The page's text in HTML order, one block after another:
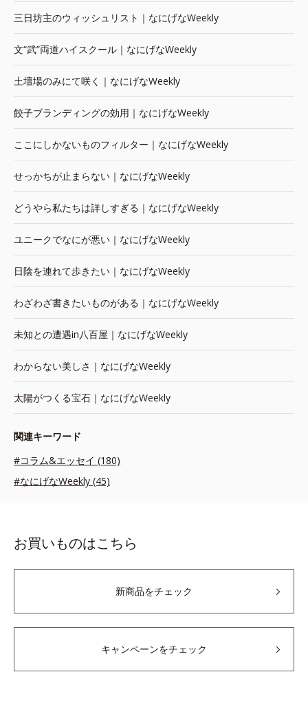
三日坊主のウィッシュリスト｜なにげなWeekly
文“武”両道ハイスクール｜なにげなWeekly
土壇場のみにて咲く｜なにげなWeekly
餃子ブランディングの効用｜なにげなWeekly
ここにしかないものフィルター｜なにげなWeekly
せっかちが止まらない｜なにげなWeekly
どうやら私たちは詳しすぎる｜なにげなWeekly
ユニークでなにが悪い｜なにげなWeekly
日陰を連れて歩きたい｜なにげなWeekly
わざわざ書きたいものがある｜なにげなWeekly
未知との遭遇in八百屋｜なにげなWeekly
わからない美しさ｜なにげなWeekly
太陽がつくる宝石｜なにげなWeekly
関連キーワード
#コラム&エッセイ (180)
#なにげなWeekly (45)
お買いものはこちら
新商品をチェック
キャンペーンをチェック